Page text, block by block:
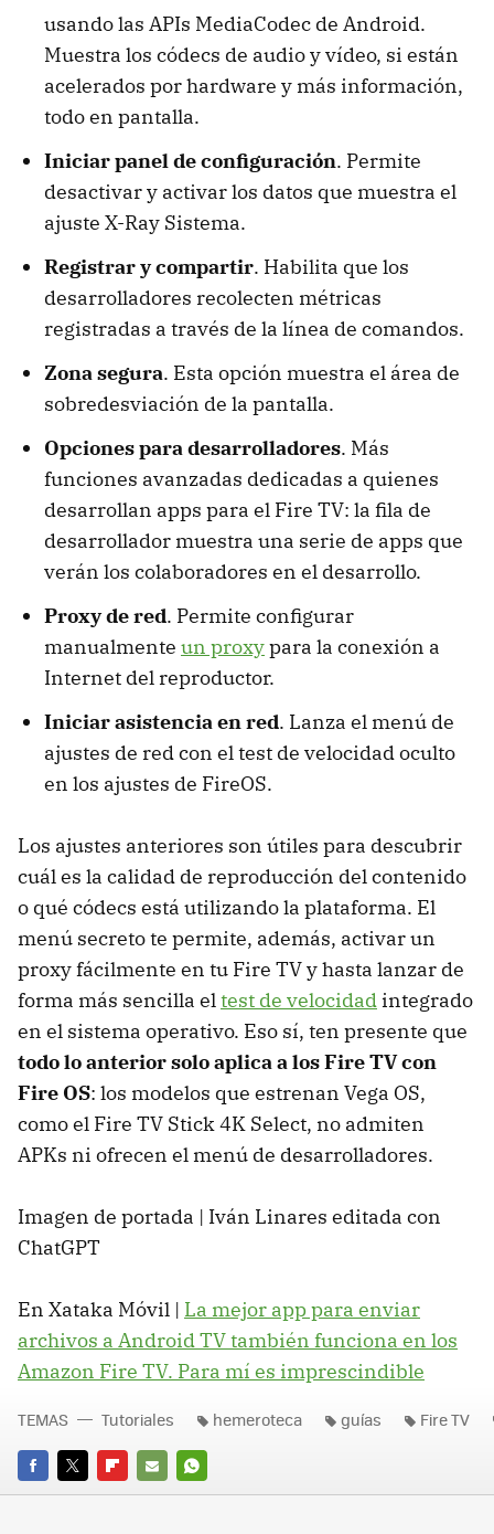
usando las APIs MediaCodec de Android.
Muestra los códecs de audio y vídeo, si están
acelerados por hardware y más información,
todo en pantalla.
Iniciar panel de configuración. Permite
desactivar y activar los datos que muestra el
ajuste X-Ray Sistema.
Registrar y compartir. Habilita que los
desarrolladores recolecten métricas
registradas a través de la línea de comandos.
Zona segura. Esta opción muestra el área de
sobredesviación de la pantalla.
Opciones para desarrolladores. Más
funciones avanzadas dedicadas a quienes
desarrollan apps para el Fire TV: la fila de
desarrollador muestra una serie de apps que
verán los colaboradores en el desarrollo.
Proxy de red. Permite configurar
manualmente un proxypara la conexión a
Internet del reproductor.
Iniciar asistencia en red. Lanza el menú de
ajustes de red con el test de velocidad oculto
en los ajustes de FireOS.
Los ajustes anteriores son útiles para descubrir
cuál es la calidad de reproducción del contenido
o qué códecs está utilizando la plataforma. El
menú secreto te permite, además, activar un
proxy fácilmente en tu Fire TV y hasta lanzar de
forma más sencilla eltest de velocidad integrado
en el sistema operativo. Eso sí, ten presente que
todo lo anterior solo aplica a los Fire TV con
Fire OS: los modelos que estrenan Vega OS,
como el Fire TV Stick 4K Select, no admiten
APKs ni ofrecen el menú de desarrolladores.
Imagen de portada | Iván Linares editada con
ChatGPT
En Xataka Móvil | La mejor app para enviar
archivos a Android TV también funciona en los
Amazon Fire TV. Para mí es imprescindible
FACEBOOK
TWITTERFLIPBOARD
E-
WHATSAPP
TEMAS Tutoriales hemeroteca guías Fire TV